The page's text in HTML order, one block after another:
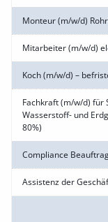
Monteur (m/w/d)
Mitarbeiter (m/w/d)
Koch (m/w/d) –
Fachkraft (m/w/d) für
Wasserstoff- und
80%)
Compliance
Assistenz der